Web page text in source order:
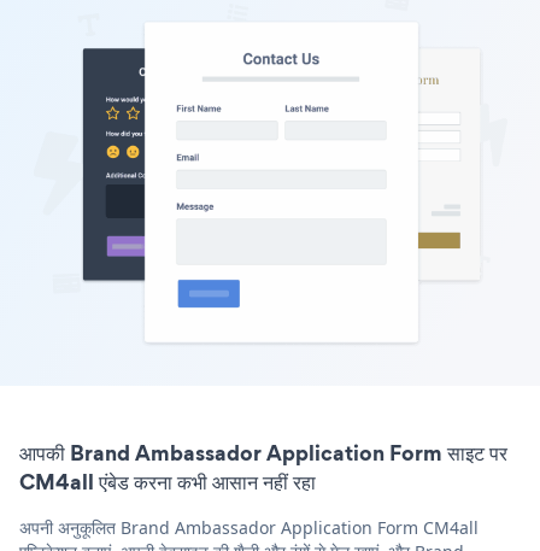
आपकी Brand Ambassador Application Form साइट पर
CM4all एंबेड करना कभी आसान नहीं रहा
अपनी अनुकूलित Brand Ambassador Application Form CM4all